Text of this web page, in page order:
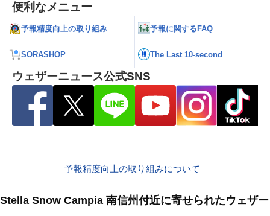
便利なメニュー
予報精度向上の取り組み 予報に関するFAQ
SORASHOP The Last 10-second
ウェザーニュース公式SNS
予報精度向上の取り組みについて
Stella Snow Campia 南信州付近に寄せられたウェザ